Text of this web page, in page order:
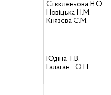
Стєклєньова Н.О.
Новіцька Н.М.
Князєва С.М.
Юдіна Т.В.
Галаган О.П.